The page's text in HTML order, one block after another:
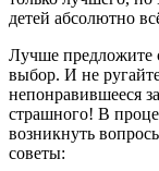
детей абсолютно
Лучше предложите
выбор. И не
непонравившееся
страшного! В
возникнуть
советы: